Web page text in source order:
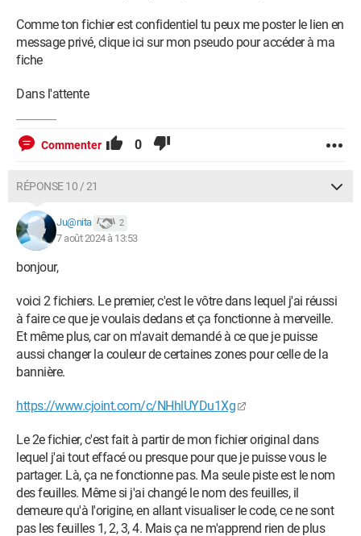
Comme ton fichier est confidentiel tu peux me poster le lien en
message privé, clique ici sur mon pseudo pour accéder à ma
fiche
Dans l'attente
Commenter 0
RÉPONSE 10 / 21
Ju@nita 2
7 août 2024 à 13:53
bonjour,
voici 2 fichiers. Le premier, c'est le vôtre dans lequel j'ai réussi
à faire ce que je voulais dedans et ça fonctionne à merveille.
Et même plus, car on m'avait demandé à ce que je puisse
aussi changer la couleur de certaines zones pour celle de la
bannière.
https://www.cjoint.com/c/NHhlUYDu1Xg
Le 2e fichier, c'est fait à partir de mon fichier original dans
lequel j'ai tout effacé ou presque pour que je puisse vous le
partager. Là, ça ne fonctionne pas. Ma seule piste est le nom
des feuilles. Même si j'ai changé le nom des feuilles, il
demeure qu'à l'origine, en allant visualiser le code, ce ne sont
pas les feuilles 1, 2, 3, 4. Mais ça ne m'apprend rien de plus